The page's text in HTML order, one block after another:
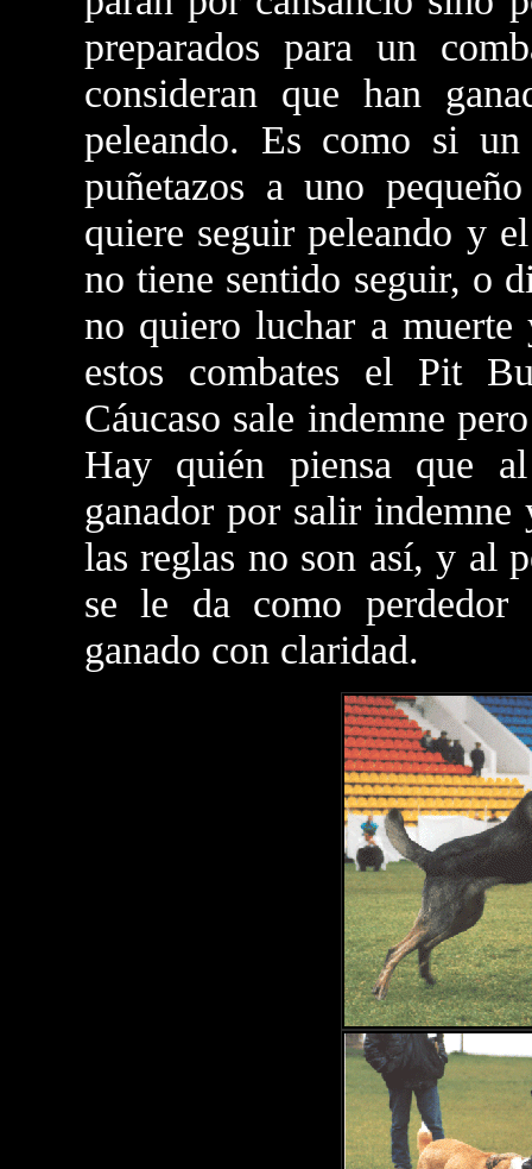
preparados para un
consideran que han
peleando. Es como si
puñetazos a uno
quiere seguir peleando y
no tiene sentido seguir, o
no quiero luchar a
estos combates el Pit
Cáucaso sale indemne
Hay quién piensa que
ganador por salir
las reglas no son así, y al
se le da como perdedor
ganado con claridad.